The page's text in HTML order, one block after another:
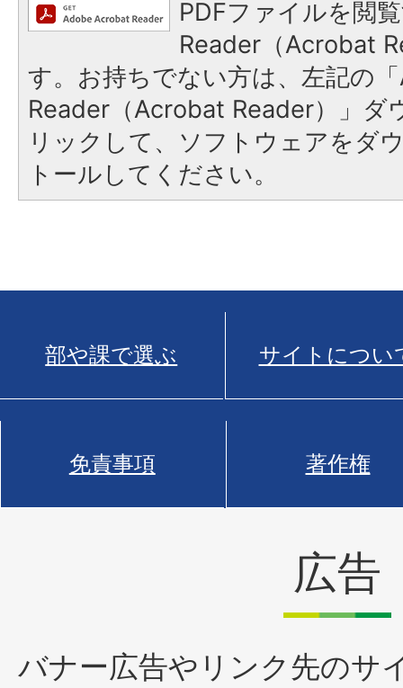
PDFファイルを閲
Reader（Acrobat
す。お持ちでない方は、左記の
Reader（Acrobat Reader）」ダ
リックして、ソフトウェアをダ
トールしてください。
部や課で選ぶ サイトについ
免責事項 著作権
広告
バナー広告やリンク先のサ